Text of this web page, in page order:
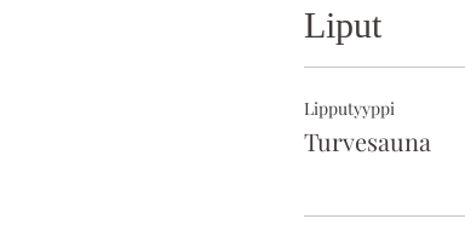
Liput
Lipputyyppi
Turvesauna